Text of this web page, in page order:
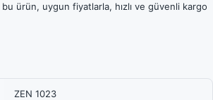
ürün, uygun fiyatlarla, hızlı ve güvenli kargo
ZEN 1023